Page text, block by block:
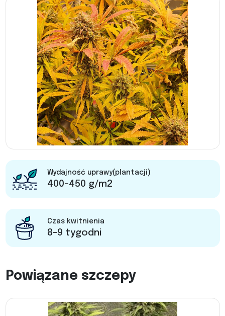
Wydajność uprawy(plantacji)
400-450 g/m2
Czas kwitnienia
8-9 tygodni
Powiązane szczepy